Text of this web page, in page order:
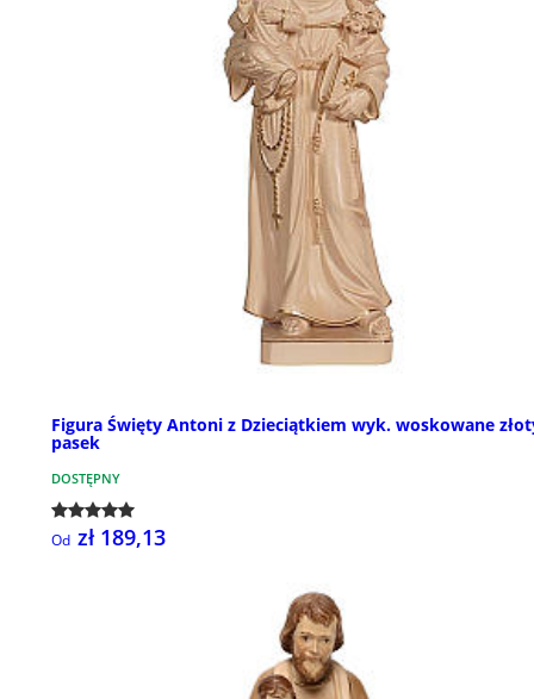
Figura Święty Antoni z Dzieciątkiem wyk. woskowane
pasek
DOSTĘPNY
Od zł 189,13